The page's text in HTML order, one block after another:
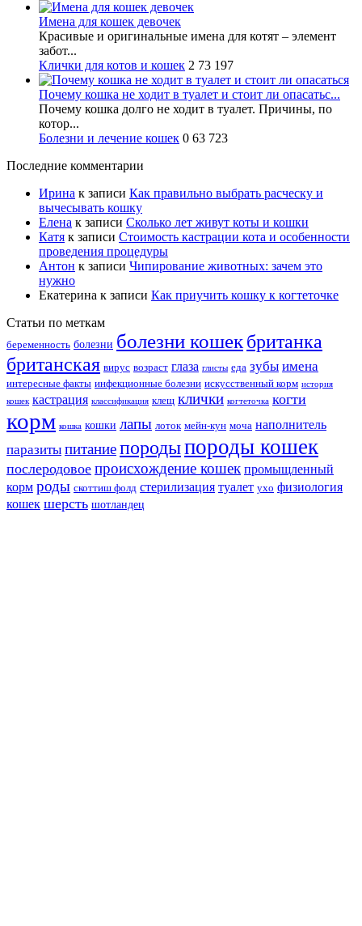
Имена для кошек девочек
Красивые и оригинальные имена для котят – элемент
забот...
Клички для котов и кошек 2 73 197
Почему кошка не ходит в туалет и стоит ли опасатьс...
Почему кошка долго не ходит в туалет. Причины, по
котор...
Болезни и лечение кошек 0 63 723
Последние комментарии
Ирина к записи Как правильно выбрать расческу и
вычесывать кошку
Елена к записи Сколько лет живут коты и кошки
Катя к записи Стоимость кастрации кота и особенности
проведения процедуры
Антон к записи Чипирование животных: зачем это
нужно
Екатерина к записи Как приучить кошку к когтеточке
Статьи по меткам
беременность болезни болезни кошекбританка
британская вирус возраст глаза глисты еда зубы имена
интересные факты инфекционные болезни искусственный корм история
кошек кастрация классификация клещ клички когтеточка когти
корм кошка кошки лапы лоток мейн-кун моча наполнитель
паразиты питаниепородыпороды кошек
послеродовое происхождение кошек промыщленный
корм роды скоттиш фолд стерилизация туалет ухо физиология
кошек шерсть шотландец